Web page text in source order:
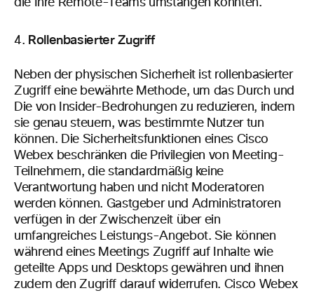
die Ihre Remote-Teams umstängen könnten.
Rollenbasierter Zugriff
Neben der physischen Sicherheit ist rollenbasierter
Zugriff eine bewährte Methode, um das Durch und
Die von Insider-Bedrohungen zu reduzieren, indem
sie genau steuern, was bestimmte Nutzer tun
können. Die Sicherheitsfunktionen eines Cisco
Webex beschränken die Privilegien von Meeting-
Teilnehmern, die standardmäßig keine
Verantwortung haben und nicht Moderatoren
werden können. Gastgeber und Administratoren
verfügen in der Zwischenzeit über ein
umfangreiches Leistungs-Angebot. Sie können
während eines Meetings Zugriff auf Inhalte wie
geteilte Apps und Desktops gewähren und ihnen
zudem den Zugriff darauf widerrufen. Cisco Webex